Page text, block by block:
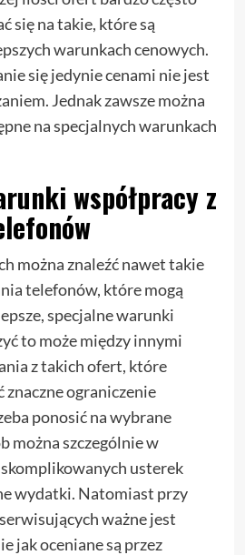
się na takie, które są
warunkach cenowych.
się jedynie cenami nie jest
Jednak zawsze można
na specjalnych warunkach
współpracy z
można znaleźć nawet takie
telefonów, które mogą
specjalne warunki
to może między innymi
z takich ofert, które
ograniczenie
ponosić na wybrane
można szczególnie w
usterek
wydatki. Natomiast przy
ważne jest
jak oceniane są przez